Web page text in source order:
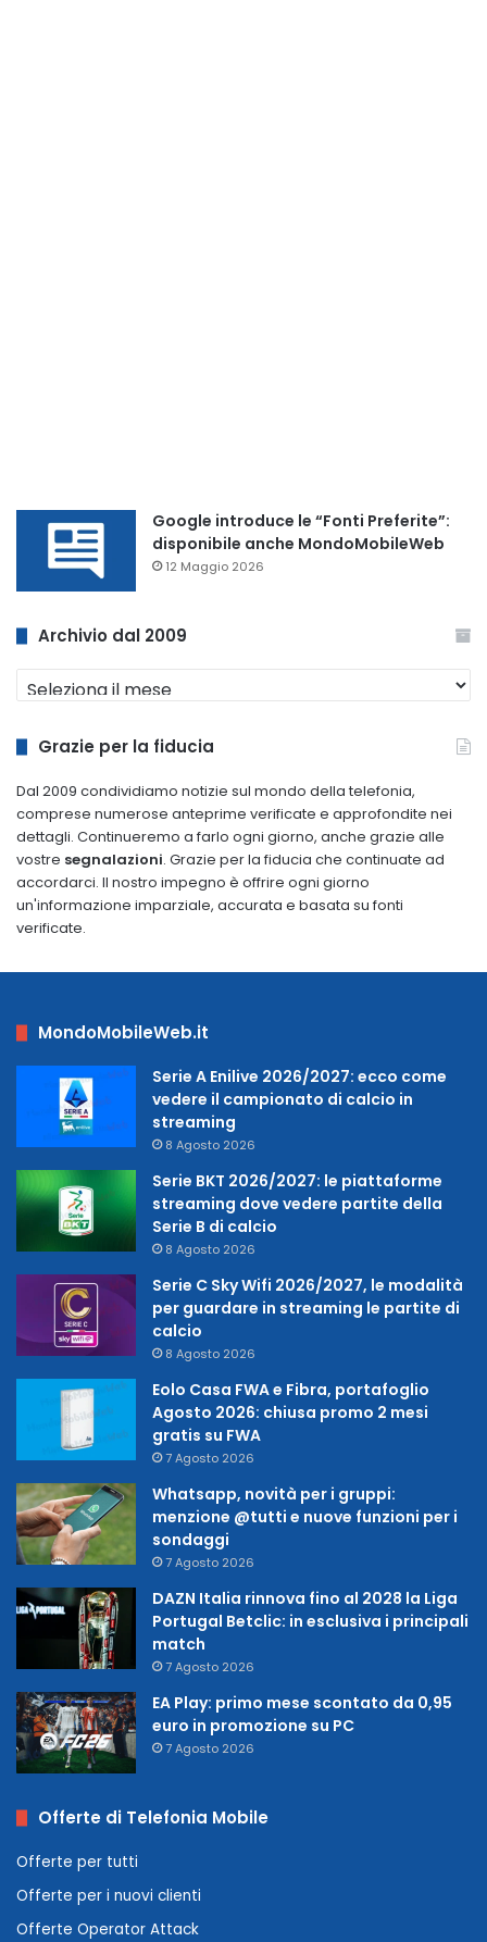
Google introduce le “Fonti Preferite”:
disponibile anche MondoMobileWeb
12 Maggio 2026
Archivio dal 2009
Archivio
dal
Grazie per la fiducia
Dal 2009 condividiamo notizie sul mondo della telefonia,
comprese numerose anteprime verificate e approfondite nei
dettagli. Continueremo a farlo ogni giorno, anche grazie alle
vostre segnalazioni. Grazie per la fiducia che continuate ad
accordarci. Il nostro impegno è offrire ogni giorno
un'informazione imparziale, accurata e basata su fonti
verificate.
MondoMobileWeb.it
Serie A Enilive 2026/2027: ecco come
vedere il campionato di calcio in
streaming
8 Agosto 2026
Serie BKT 2026/2027: le piattaforme
streaming dove vedere partite della
Serie B di calcio
8 Agosto 2026
Serie C Sky Wifi 2026/2027, le modalità
per guardare in streaming le partite di
calcio
8 Agosto 2026
Eolo Casa FWA e Fibra, portafoglio
Agosto 2026: chiusa promo 2 mesi
gratis su FWA
7 Agosto 2026
Whatsapp, novità per i gruppi:
menzione @tutti e nuove funzioni per i
sondaggi
7 Agosto 2026
DAZN Italia rinnova fino al 2028 la Liga
Portugal Betclic: in esclusiva i principali
match
7 Agosto 2026
EA Play: primo mese scontato da 0,95
euro in promozione su PC
7 Agosto 2026
Offerte di Telefonia Mobile
Offerte per tutti
Offerte per i nuovi clienti
Offerte Operator Attack